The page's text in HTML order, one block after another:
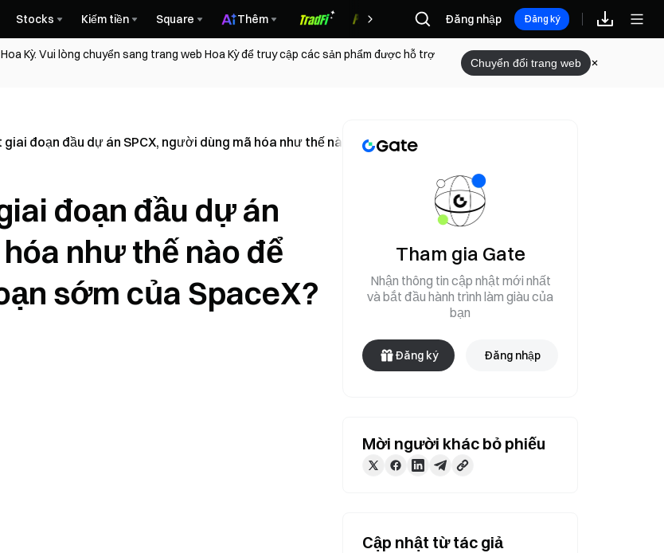
Stocks Kiếm tiền Square Thêm Phần thưởng
Đăng nhập Đăng ký
Kỳ. Vui lòng chuyển sang trang web Hoa Kỳ để truy cập các sản phẩm được hỗ trợ
Chuyển đổi trang web
đoạn đầu dự án SPCX, người dùng mã hóa như thế nào để tham gia đầu tư giai đoạn sớm của SpaceX?
đoạn đầu dự án
như thế nào để
sớm của SpaceX?
Tham gia Gate
Nhận thông tin cập nhật mới nhất
và bắt đầu hành trình làm giàu của
bạn
Đăng ký Đăng nhập
Mời người khác bỏ phiếu
Cập nhật từ tác giả